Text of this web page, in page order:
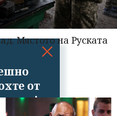
от
си!
Мястото на Руската